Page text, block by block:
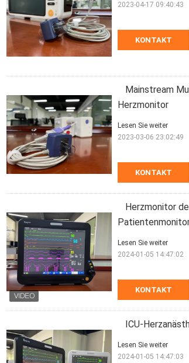
KONTAKT
2023-04-17 09:40:43
Mainstream
Herzmonitor
KONTAKT
Lesen Sie weiter
2023-03-06 23:02:49
Herzmonitor
KONTAKT
Lesen Sie weiter
2024-01-05 14:47:02
ICU-
Lesen Sie weiter
2024-01-05 14:47:03